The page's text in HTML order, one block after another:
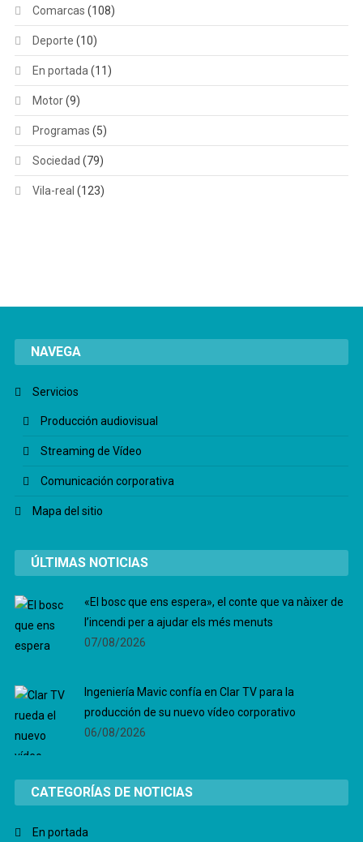
Comarcas (108)
Deporte (10)
En portada (11)
Motor(9)
Programas (5)
Sociedad (79)
Vila-real (123)
NAVEGA
Servicios
Producción audiovisual
Streaming de Vídeo
Comunicación corporativa
Mapa del sitio
ÚLTIMAS NOTICIAS
«El bosc que ens espera», el conte que va nàixer de
l’incendi per a ajudar els més menuts
07/08/2026
Ingeniería Mavic confía en Clar TV para la
producción de su nuevo vídeo corporativo
06/08/2026
CATEGORÍAS DE NOTICIAS
En portada